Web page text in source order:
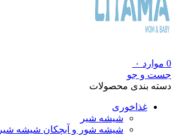
0 موارد ۰
جست و جو
دسته بندی محصولات
غذاخوری
شیشه شیر
شیشه ‌شور و آبچکان شیشه‌ شیر